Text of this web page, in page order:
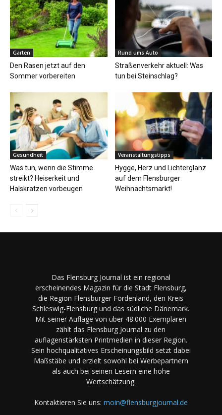
Garten
Den Rasen jetzt auf den
Sommer vorbereiten
Rund ums Auto
Straßenverkehr aktuell: Was
tun bei Steinschlag?
Gesundheit
Was tun, wenn die Stimme
streikt? Heiserkeit und
Halskratzen vorbeugen
Veranstaltungstipps
Hygge, Herz und Lichterglanz
auf dem Flensburger
Weihnachtsmarkt!
Das Flensburg Journal ist ein regional
erscheinendes Magazin für die Stadt Flensburg,
die Region Flensburger Fördenland, den Kreis
Schleswig-Flensburg und das südliche Dänemark.
Mit seiner Auflage von über 48.000 Exemplaren
zählt das Flensburg Journal zu den
auflagenstärksten Printmedien in dieser Region.
Sein hochqualitatives Erscheinungsbild setzt dabei
Maßstäbe und erzielt sowohl bei Werbepartnern
als auch bei seinen Lesern eine hohe
Wertschätzung.
Kontaktieren Sie uns: moin@flensburgjournal.de